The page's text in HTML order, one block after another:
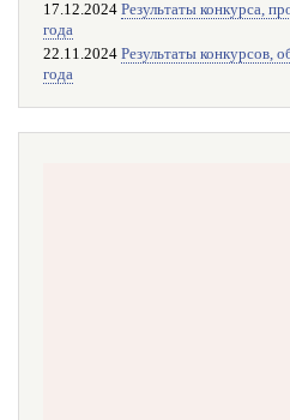
17.12.2024 Результаты конкурса,
года
22.11.2024 Результаты конкурсов,
года